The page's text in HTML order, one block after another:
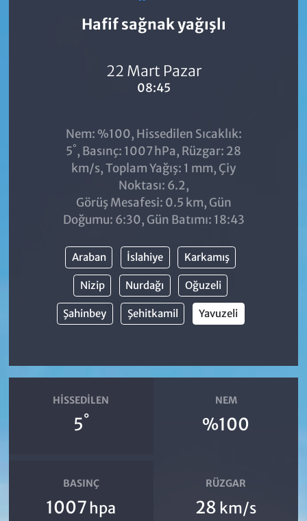
Hafif sağnak yağışlı
22 Mart Pazar
08:45
Nem: %100, Hissedilen Sıcaklık:
5°, Basınç: 1007 hPa, Rüzgar: 28
km/s, Toplam Yağış: 1 mm, Çiy
Noktası: 6.2,
Görüş Mesafesi: 0.5 km, Gün
Doğumu: 6:30, Gün Batımı: 18:43
Araban İslahiye Karkamış
Nizip Nurdağı Oğuzeli
Şahinbey Şehitkamil Yavuzeli
HISSEDILEN
5°
NEM
%100
BASINÇ
1007 hpa
RÜZGAR
28 km/s